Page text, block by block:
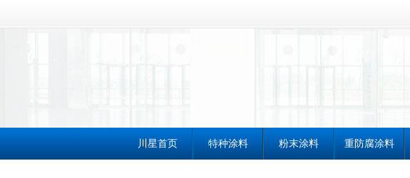
川星首页 特种涂料 粉末涂料 重防腐涂料